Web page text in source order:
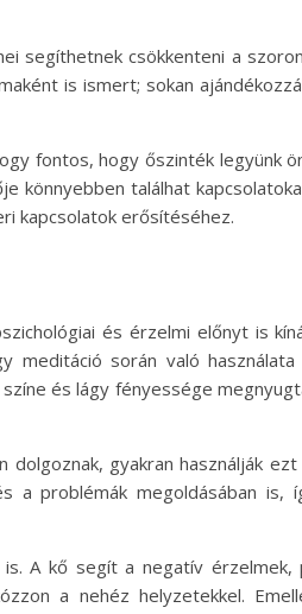
segíthetnek csökkenteni a
is ismert; sokan
fontos, hogy őszinték legyünk
találhat
kapcsolatok erősítéséhez.
és érzelmi előnyt is
során való
és lágy fényessége
gyakran használják
problémák megoldásában is,
A kő segít a negatív érzelmek,
a nehéz helyzetekkel.